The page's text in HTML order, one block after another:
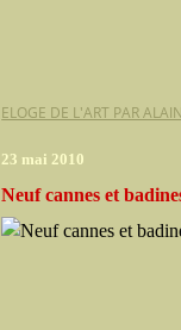
ELOGE DE L'ART PAR
23 mai 2010
Neuf cannes et